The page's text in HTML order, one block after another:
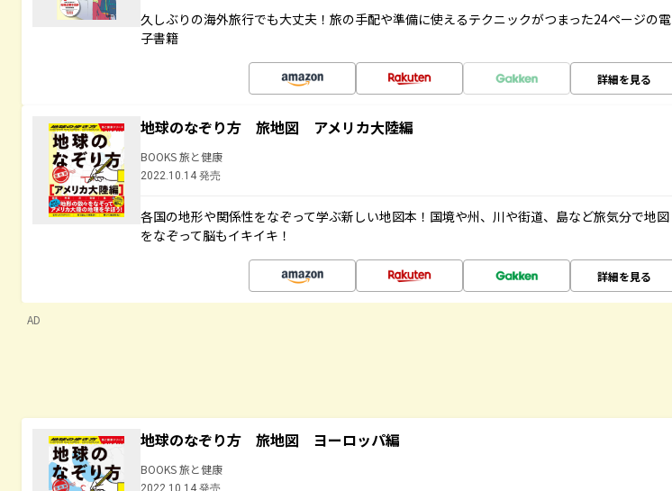
久しぶりの海外旅行でも大丈夫！旅の手配や準備に使えるテクニックがつまった24ページの電
子書籍
詳細を見る
地球のなぞり方 旅地図 アメリカ大陸編
BOOKS 旅と健康
2022.10.14 発売
各国の地形や関係性をなぞって学ぶ新しい地図本！国境や州、川や街道、島など旅気分で地図
をなぞって脳もイキイキ！
詳細を見る
AD
地球のなぞり方 旅地図 ヨーロッパ編
BOOKS 旅と健康
2022.10.14 発売